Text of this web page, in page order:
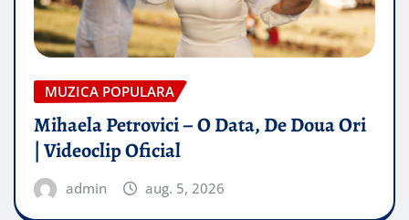
MUZICA POPULARA
Mihaela Petrovici – O Data, De Doua Ori
| Videoclip Oficial
admin aug. 5, 2026